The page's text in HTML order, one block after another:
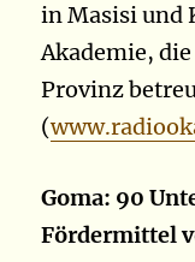
in Masisi und
Akademie,
Provinz
(
Goma: 90
Fördermittel